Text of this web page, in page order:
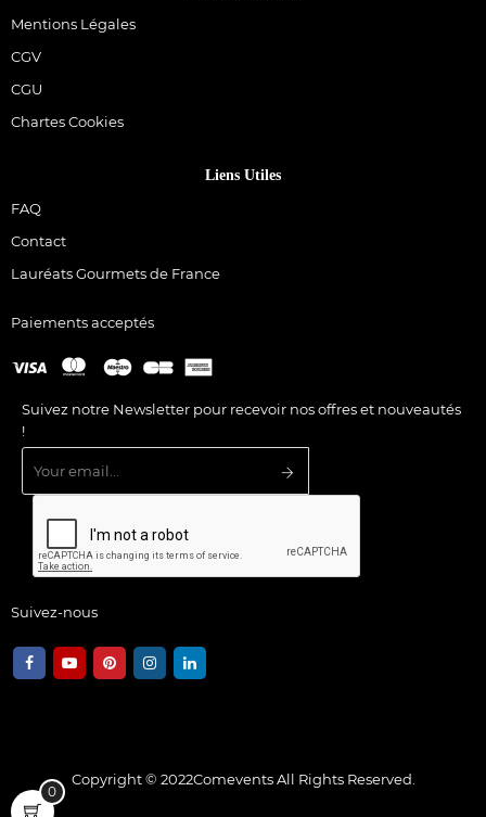
Mentions Légales
CGV
CGU
Chartes Cookies
Liens Utiles
FAQ
Contact
Lauréats Gourmets de France
Paiements acceptés
Suivez notre Newsletter pour recevoir nos offres et nouveautés
!
Suivez-nous
Copyright © 2022ComeventsAll Rights Reserved.
0